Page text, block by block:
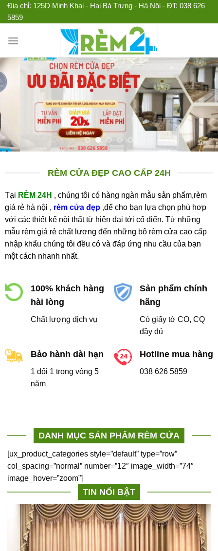
Chuyển
đến
dung
Địa chỉ: 125D Minh Khai - Hai Bà Trưng - Hà Nội - ĐT: 038 626
5859
RÈM CỬA ĐẸP CAO CẤP 24H
Tại RÈM 24H , chúng tôi có hàng ngàn mẫu sản phẩm,rèm
giá rẻ hà nội , rèm cửa đẹp,để cho bạn lựa chọn phù hơp
với các thiết kế nội thất từ hiện đại tới cổ điển. Từ những
mẫu rèm giá rẻ chất lượng đến những bộ rèm cửa cao cấp
nhập khẩu chúng tôi đều có và đáp ứng nhu cầu của bạn
một cách nhanh nhất.
100% khách hàng
hài lòng
Chất lượng dịch vụ
Sản phẩm chính
hãng
Có giấy tờ CO, CQ
đầy đủ
Bảo hành dài hạn
1 đổi 1 trong vòng 5
năm
Hotline mua hàng
038 626 5859
DANH MỤC SẢN PHẨM RÈM CỬA
[ux_product_categories style=”default” type=”row”
col_spacing=”normal” number=”12″ image_width=”74″
image_hover=”zoom”]
TIN NỔI BẬT